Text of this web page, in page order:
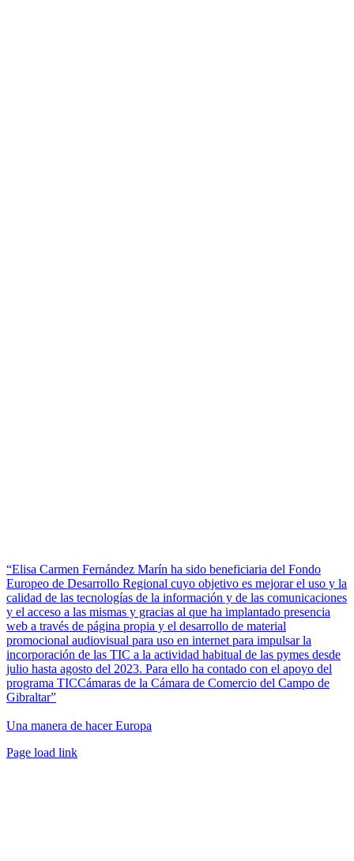
“Elisa Carmen Fernández Marín ha sido beneficiaria del Fondo
Europeo de Desarrollo Regional cuyo objetivo es mejorar el uso y la
calidad de las tecnologías de la información y de las comunicaciones
y el acceso a las mismas y gracias al que ha implantado presencia
web a través de página propia y el desarrollo de material
promocional audiovisual para uso en internet para impulsar la
incorporación de las TIC a la actividad habitual de las pymes desde
julio hasta agosto del 2023. Para ello ha contado con el apoyo del
programa TICCámaras de la Cámara de Comercio del Campo de
Gibraltar”
Una manera de hacer Europa
Facebook
Twitter
Instagram
Pinterest
Page load link